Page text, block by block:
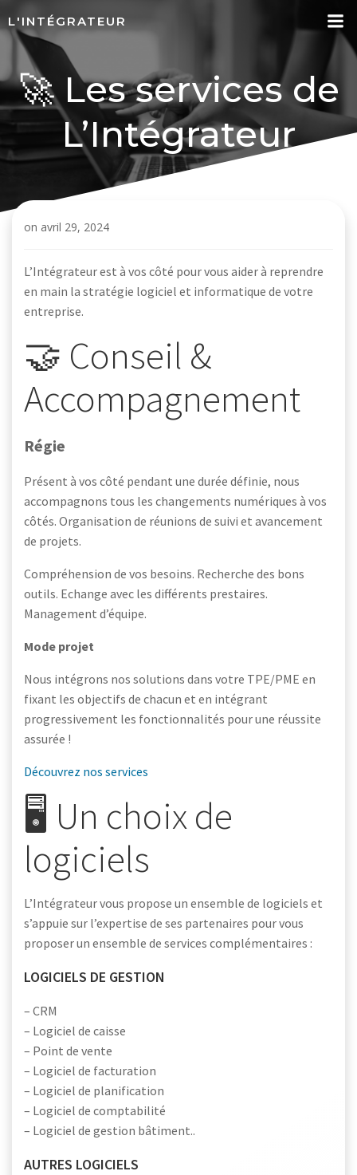
L'INTÉGRATEUR
🚀 Les services de
L’Intégrateur
on avril 29, 2024
L’Intégrateur est à vos côté pour vous aider à reprendre
en main la stratégie logiciel et informatique de votre
entreprise.
🤝 Conseil &
Accompagnement
Régie
Présent à vos côté pendant une durée définie, nous
accompagnons tous les changements numériques à vos
côtés. Organisation de réunions de suivi et avancement
de projets.
Compréhension de vos besoins. Recherche des bons
outils. Echange avec les différents prestaires.
Management d’équipe.
Mode projet
Nous intégrons nos solutions dans votre TPE/PME en
fixant les objectifs de chacun et en intégrant
progressivement les fonctionnalités pour une réussite
assurée !
Découvrez nos services
🖥️ Un choix de
logiciels
L’Intégrateur vous propose un ensemble de logiciels et
s’appuie sur l’expertise de ses partenaires pour vous
proposer un ensemble de services complémentaires :
LOGICIELS DE GESTION
– CRM
– Logiciel de caisse
– Point de vente
– Logiciel de facturation
– Logiciel de planification
– Logiciel de comptabilité
– Logiciel de gestion bâtiment..
AUTRES LOGICIELS